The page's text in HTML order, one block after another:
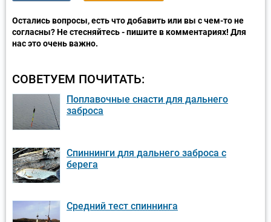
Остались вопросы, есть что добавить или вы с чем-то не
согласны? Не стесняйтесь - пишите в комментариях! Для
нас это очень важно.
СОВЕТУЕМ ПОЧИТАТЬ:
Поплавочные снасти для дальнего
заброса
Спиннинги для дальнего заброса с
берега
Средний тест спиннинга